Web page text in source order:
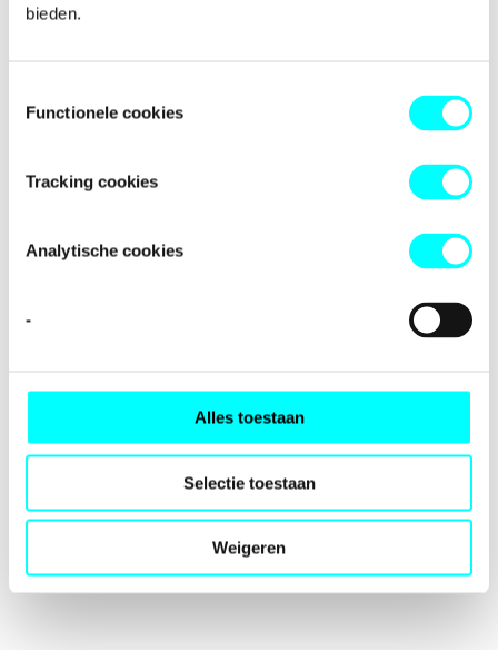
bieden.
Functionele cookies
Tracking cookies
Analytische cookies
-
Alles toestaan
Selectie toestaan
Weigeren
-side exception has occurred while
browser consolefor